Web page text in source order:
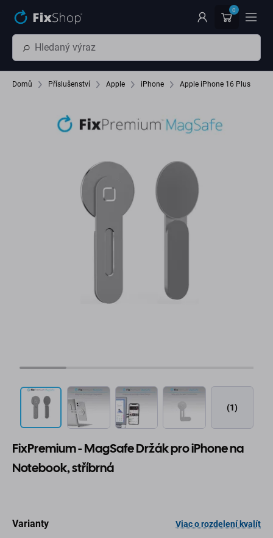
0
Domů Příslušenství Apple iPhone Apple iPhone 16 Plus
(1)
FixPremium - MagSafe Držák pro iPhone na
Notebook, stříbrná
Varianty Viac o rozdelení kvalít